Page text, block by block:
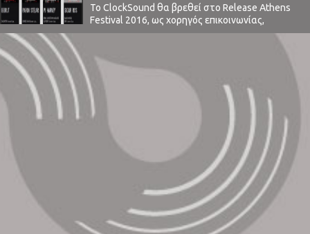
Το ClockSound θα βρεθεί στο Release Athens
Festival 2016, ως χορηγός επικοινωνίας,
καλύπτοντας τα live κάθε ημέρας και
φεστιβάλ, αλλά και της κάθε μπάντας
χωριστά.Το Release Athens κατάφερε από την
πρώτη του έκδοση να ταράξει τα ύδατα των
εγχώριων φεστιβάλ, αποτελώντας αναμφίβολα